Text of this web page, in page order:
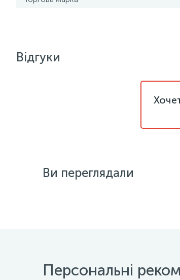
Відгуки
Ви переглядали
Персональні